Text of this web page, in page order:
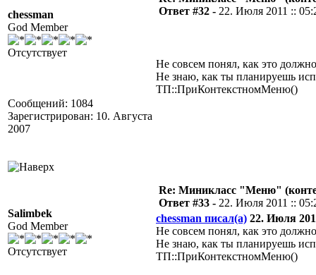
chessman
God Member
Отсутствует
Сообщений: 1084
Зарегистрирован: 10. Августа
2007
Ответ #32 - 22. Июля 2011 ::
Не совсем понял, как это
Не знаю, как ты планируешь
ТП::ПриКонтекстномМеню()
Salimbek
God Member
Отсутствует
Re: Миникласс "Меню"
Ответ #33 - 22. Июля 2011 ::
chessman писал(а) 22. Июля
Не совсем понял, как это
Не знаю, как ты планируешь
ТП::ПриКонтекстномМеню()